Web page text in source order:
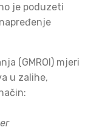
je poduzeti
(GMROI) mjeri
u zalihe,
način: